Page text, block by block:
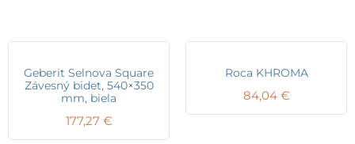
Geberit Selnova Square
Závesný bidet, 540×350
mm, biela
177,27 €
Roca KHROMA
84,04 €